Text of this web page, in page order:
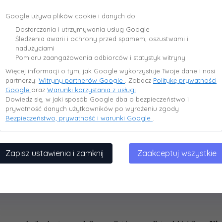
Google używa plików cookie i danych do:
Dostarczania i utrzymywania usług Google
Śledzenia awarii i ochrony przed spamem, oszustwami i
nadużyciami
Pomiaru zaangażowania odbiorców i statystyk witryny
Więcej informacji o tym, jak Google wykorzystuje Twoje dane i nasi
partnerzy: Witryny partnerów Google . Zobacz Politykę prywatności
Google oraz Warunki korzystania z usługi
Dowiedz się, w jaki sposób Google dba o bezpieczeństwo i
prywatność danych użytkowników po wyrażeniu zgody
Bezpieczeństwo, prywatność i warunki Google
Zapisz ustawienia i zamknij Zaakceptuj wszystkie